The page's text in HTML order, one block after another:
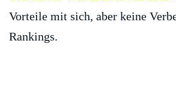
Vorteile mit sich, aber keine
Rankings.